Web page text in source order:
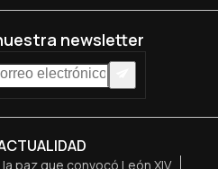
paz que convocó León XIV
newsletter